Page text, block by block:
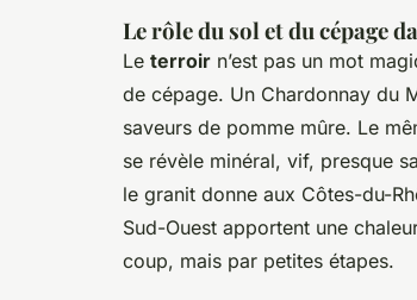
Le rôle du sol et du cépage
Le terroir n’est pas un mot
de cépage. Un Chardonnay du
saveurs de pomme mûre. Le
se révèle minéral, vif, presque
le granit donne aux Côtes-du-
Sud-Ouest apportent une
coup, mais par petites étapes.